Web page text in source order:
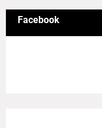
Facebook